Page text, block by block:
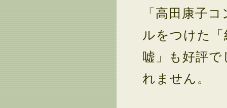
「高田康子
ルをつけた「絹
嘘」も好評
れません。